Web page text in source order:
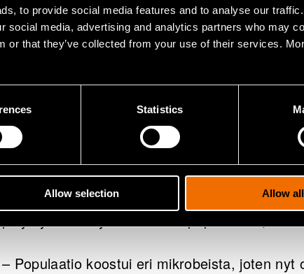
to provide social media features and to analyse our
social media, advertising and analytics partners who may
or that they’ve collected from your use of their services.
Statistics
Allow selection Allow all
polypropeenia, PET-muovia sekä
kompostirikastuksessa mikrobeja, jotka
Tämän jälkeen muoveja ja niihin kiinnityviä
suolaliuoksessa. Näin pyrittiin selvittämään,
hajottamaan muovia.
Polystyreenin hajottaminen varmistui
Lyhyen kasvatusjakson aikana saatiin
– Populaatio koostui eri mikrobeista, joten